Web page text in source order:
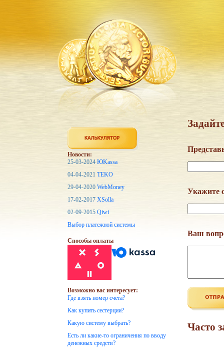
Укажите
Ваш
Часто
Новости:
25-03-2024 ЮKassa
04-04-2021 TEKO
29-04-2020 WebMoney
17-02-2017 XSolla
02-09-2015 Qiwi
Выбор платежной системы
Способы оплаты
Возможно вас интересует:
Где взять номер счета?
Как купить сестерции?
Какую систему выбрать?
Есть ли какие-то ограничения по вводу
денежных средств?